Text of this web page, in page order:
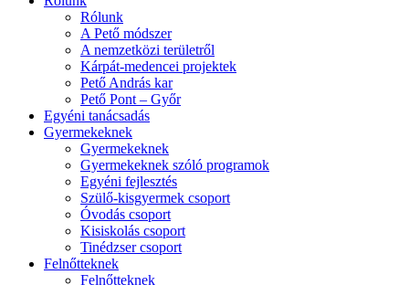
Rólunk
A Pető módszer
A nemzetközi területről
Kárpát-medencei projektek
Pető András kar
Pető Pont – Győr
Egyéni tanácsadás
Gyermekeknek
Gyermekeknek
Gyermekeknek szóló programok
Egyéni fejlesztés
Szülő-kisgyermek csoport
Óvodás csoport
Kisiskolás csoport
Tinédzser csoport
Felnőtteknek
Felnőtteknek